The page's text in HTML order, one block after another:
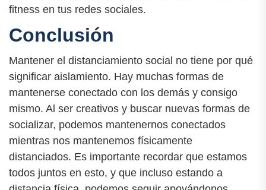
fitness en tus redes sociales.
Conclusión
Mantener el distanciamiento social no tiene por qué
significar aislamiento. Hay muchas formas de
mantenerse conectado con los demás y consigo
mismo. Al ser creativos y buscar nuevas formas de
socializar, podemos mantenernos conectados
mientras nos mantenemos físicamente
distanciados. Es importante recordar que estamos
todos juntos en esto, y que incluso estando a